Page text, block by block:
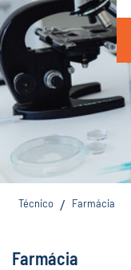
Técnico / Farmácia
Farmácia